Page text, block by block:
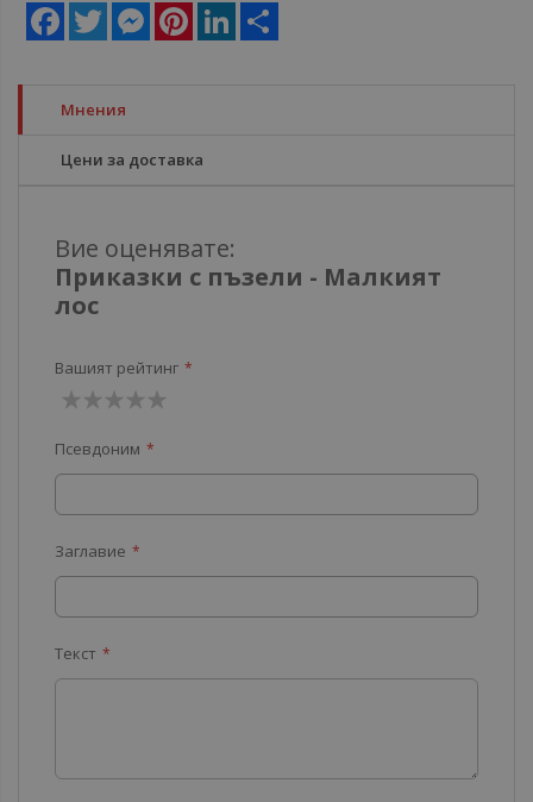
Facebook
Twitter MessengerPinterestLinkedIn
Мнения
Цени за доставка
Вие оценявате:
Приказки с пъзели - Малкият
лос
Вашият рейтинг
звезда
звезди
звезди
звезди
звезди
Псевдоним
Заглавие
Текст